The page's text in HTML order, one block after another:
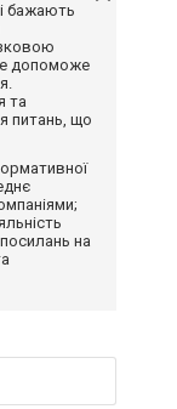
бажають
допоможе
та
питань, що
посилань на